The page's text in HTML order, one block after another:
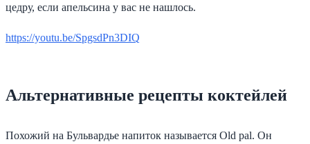
цедру, если апельсина у вас не нашлось.
https://youtu.be/SpgsdPn3DIQ
Альтернативные рецепты коктейлей
Похожий на Бульвардье напиток называется Old pal. Он